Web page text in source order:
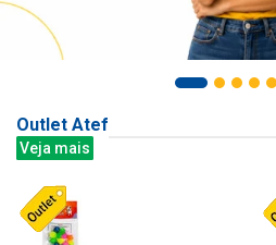
Outlet Atef
Veja mais